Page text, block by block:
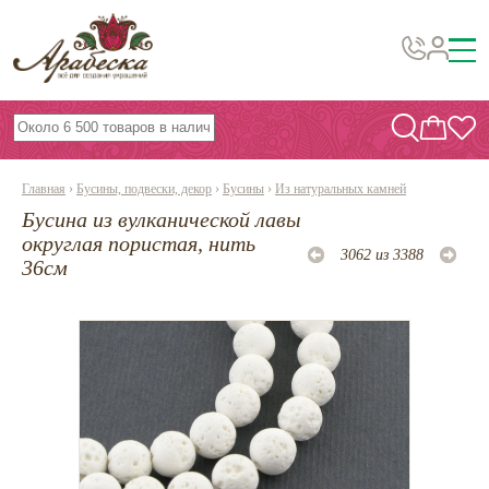
Бусины, подвески, декор
Бисер
Фурнитура
Проволока
Инструменты и материалы
Эпоксидная смола
Шнуры, ленты, нитки
По темам и сезонам
Главная › Бусины, подвески, декор › Бусины › Из натуральных камней
Бусина из вулканической лавы
округлая пористая, нить
36см
3062 из 3388